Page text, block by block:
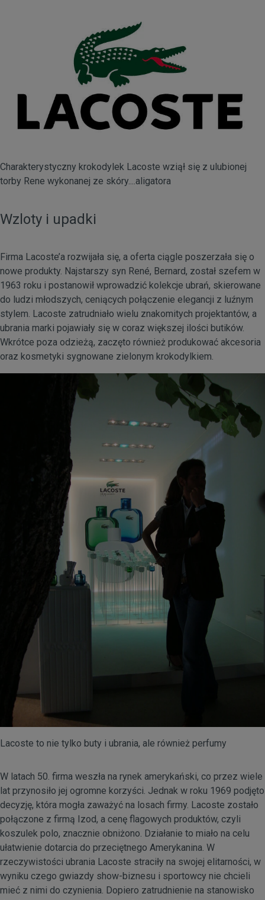
Charakterystyczny krokodylek Lacoste wziął się z ulubionej
torby Rene wykonanej ze skóry....aligatora
Wzloty i upadki
Firma Lacoste’a rozwijała się, a oferta ciągle poszerzała się o
nowe produkty. Najstarszy syn René, Bernard, został szefem w
1963 roku i postanowił wprowadzić kolekcje ubrań, skierowane
do ludzi młodszych, ceniących połączenie elegancji z luźnym
stylem. Lacoste zatrudniało wielu znakomitych projektantów, a
ubrania marki pojawiały się w coraz większej ilości butików.
Wkrótce poza odzieżą, zaczęto również produkować akcesoria
oraz kosmetyki sygnowane zielonym krokodylkiem.
Lacoste to nie tylko buty i ubrania, ale również perfumy
W latach 50. firma weszła na rynek amerykański, co przez wiele
lat przynosiło jej ogromne korzyści. Jednak w roku 1969 podjęto
decyzję, która mogła zaważyć na losach firmy. Lacoste zostało
połączone z firmą Izod, a cenę flagowych produktów, czyli
koszulek polo, znacznie obniżono. Działanie to miało na celu
ułatwienie dotarcia do przeciętnego Amerykanina. W
rzeczywistości ubrania Lacoste straciły na swojej elitarności, w
wyniku czego gwiazdy show-biznesu i sportowcy nie chcieli
mieć z nimi do czynienia. Dopiero zatrudnienie na stanowisko